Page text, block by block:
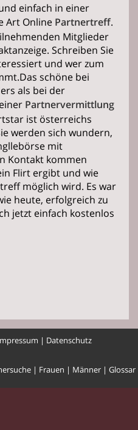
einfach in einer
Art Online Partnertreff.
Mitglieder
Schreiben Sie
und wer zum
schöne bei
als bei der
Partnervermittlung
ist österreichs
werden sich wundern,
mit
Kontakt kommen
Flirt ergibt und wie
möglich wird. Es war
heute, erfolgreich zu
jetzt einfach kostenlos
| Datenschutz
| Frauen | Männer | Glossar